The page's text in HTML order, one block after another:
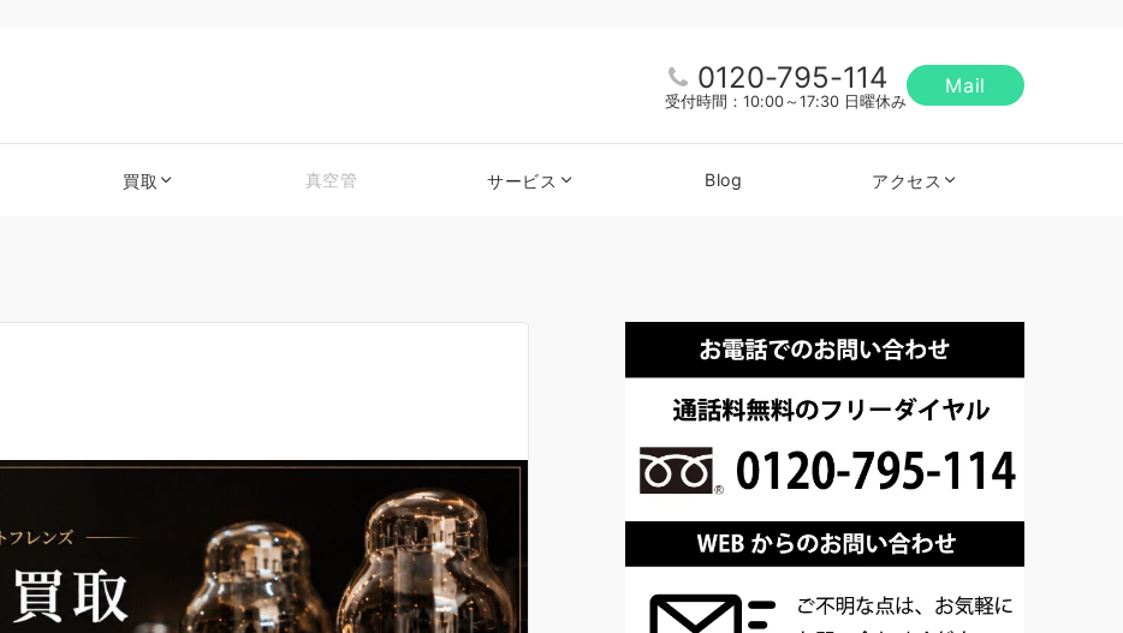
0120-795-114
受付時間：10:00～17:30 日曜休み
Mail
買取 真空管 サービス Blog アクセス